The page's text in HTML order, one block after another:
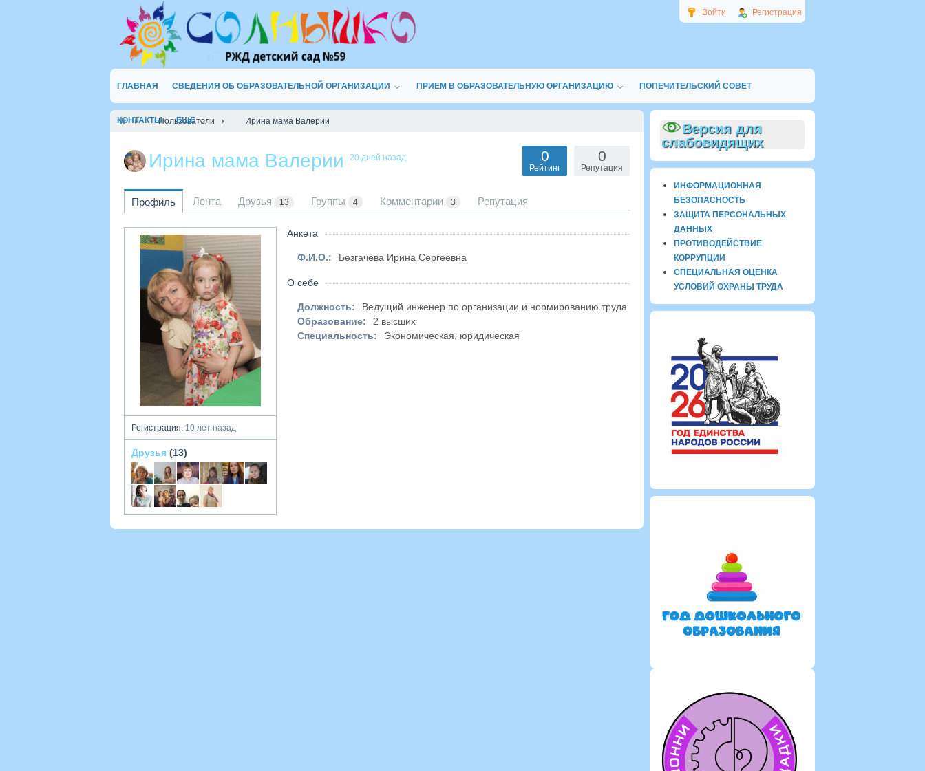
Войти Регистрация
ГЛАВНАЯ СВЕДЕНИЯ ОБ ОБРАЗОВАТЕЛЬНОЙ ОРГАНИЗАЦИИ ПРИЕМ В ОБРАЗОВАТЕЛЬНУЮ ОРГАНИЗАЦИЮ ПОПЕЧИТЕЛЬСКИЙ СОВЕТ
КОНТАКТЫ ЕЩЁ
Пользователи Ирина мама Валерии
Ирина мама Валерии 20 дней назад 0
Репутация
0
Рейтинг
Профиль Лента Друзья 13 Группы 4 Комментарии 3 Репутация
Регистрация: 10 лет назад
Друзья (13)
Анкета
Ф.И.О.: Безгачёва Ирина Сергеевна
О себе
Должность:
Ведущий инженер по организации и нормированию труда
Образование:
2 высших
Специальность:
Экономическая, юридическая
Версия для
слабовидящих
ИНФОРМАЦИОННАЯ
БЕЗОПАСНОСТЬ
ЗАЩИТА ПЕРСОНАЛЬНЫХ
ДАННЫХ
ПРОТИВОДЕЙСТВИЕ
КОРРУПЦИИ
СПЕЦИАЛЬНАЯ ОЦЕНКА
УСЛОВИЙ ОХРАНЫ ТРУДА